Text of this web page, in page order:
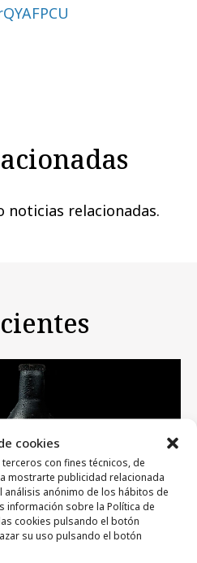
cookies
con fines técnicos, de
mostrarte publicidad relacionada
análisis anónimo de los hábitos de
información sobre la Política de
cookies pulsando el botón
su uso pulsando el botón
noticias relacionadas.